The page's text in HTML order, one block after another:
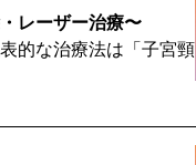
レーザー治療〜
的な治療法は「子宮頸